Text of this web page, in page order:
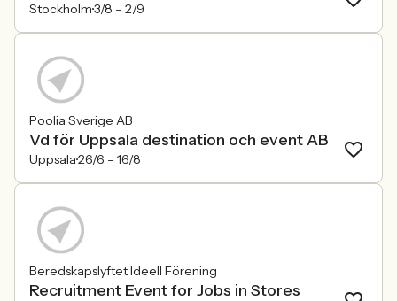
Stockholm3/8 – 2/9
Poolia Sverige AB
Vd för Uppsala destination och event AB
Uppsala26/6 – 16/8
Beredskapslyftet Ideell Förening
Recruitment Event for Jobs in Stores